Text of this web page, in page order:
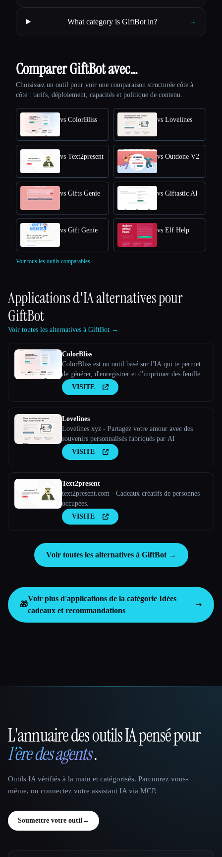
What category is GiftBot in? +
Comparer GiftBot avec…
Choisissez un outil pour voir une comparaison structurée côte à
côte : tarifs, déploiement, capacités et politique de contenu.
vs ColorBliss vs Lovelines
vs Text2present vs Outdone V2
vs Gifts Genie vs Giftastic AI
vs Gift Genie vs Elf Help
Voir tous les outils comparables.
Applications d'IA alternatives pour
GiftBot
Voir toutes les alternatives à GiftBot →
ColorBliss
ColorBliss est un outil basé sur l'IA qui te permet
de générer, d'enregistrer et d'imprimer des feuilles à
colorier personnalisées uniques en utilisant des
instructions textuelles, en les convertissant à partir
VISITE
Lovelines
Lovelines.xyz - Partagez votre amour avec des
souvenirs personnalisés fabriqués par AI
VISITE
Text2present
text2present.com - Cadeaux créatifs de personnes
occupées.
VISITE
Voir toutes les alternatives à GiftBot →
🎁
Voir plus d'applications de la catégorie Idées
cadeaux et recommandations
That AI Collection
L'annuaire des outils IA pensé pour
l'ère des agents.
Outils IA vérifiés à la main et catégorisés. Parcourez vous-
même, ou connectez votre assistant IA via MCP.
Soumettre votre outil →